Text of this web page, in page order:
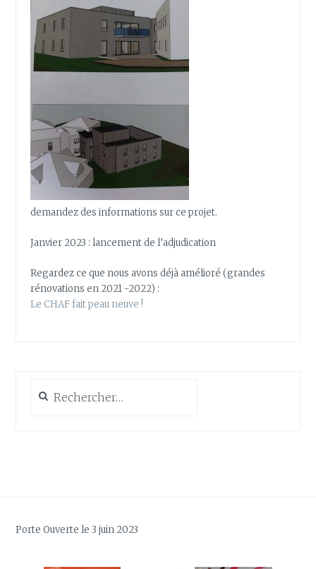
demandez des informations sur ce projet.
Janvier 2023 : lancement de l’adjudication
Regardez ce que nous avons déjà amélioré (grandes
rénovations en 2021 -2022) :
Le CHAF fait peau neuve !
Porte Ouverte le 3 juin 2023